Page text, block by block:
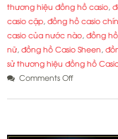
thương hiệu đồng hồ casio,
casio cặp, đồng hồ casio
casio của nước nào, đồng
nữ, đồng hồ Casio Sheen ,
sử thương hiệu đồng hồ
Comments Offon
đồng